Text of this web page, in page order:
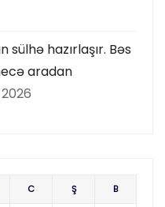
hazırlaşır. Bəs
aradan
C Ş B